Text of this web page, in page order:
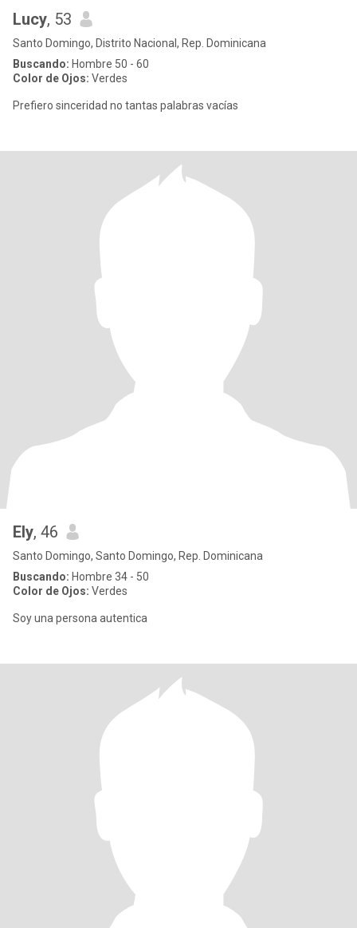
Lucy, 53
Santo Domingo, Distrito Nacional, Rep. Dominicana
Buscando: Hombre 50 - 60
Color de Ojos: Verdes
Prefiero sinceridad no tantas palabras vacías
Ely, 46
Santo Domingo, Santo Domingo, Rep. Dominicana
Buscando: Hombre 34 - 50
Color de Ojos: Verdes
Soy una persona autentica